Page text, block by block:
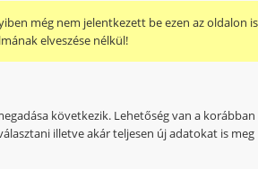
még nem jelentkezett be ezen az oldalon
elveszése nélkül!
következik. Lehetőség van a
illetve akár teljesen új adatokat is